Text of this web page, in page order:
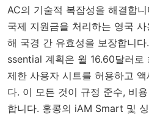
AC의 기술적 복잡성을 해결합
국제 지원금을 처리하는 영국
해 국경 간 유효성을 보장합니
ssential 계획은 월 16.60달러로
제한 사용자 시트를 허용하고
다. 이 모든 것이 규정 준수, 비
합니다. 홍콩의 iAM Smart 및